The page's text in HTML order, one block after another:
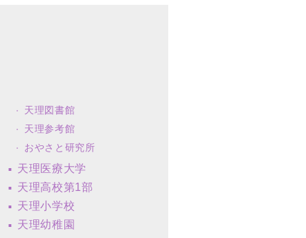
天理図書館
天理参考館
おやさと研究所
天理医療大学
天理高校第1部
天理小学校
天理幼稚園